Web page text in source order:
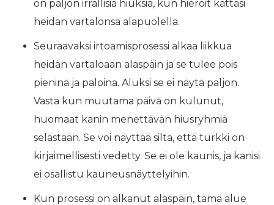
on paljon irrallisia hiuksia, kun hieroit kättäsi
heidän vartalonsa alapuolella.
Seuraavaksi irtoamisprosessi alkaa liikkua
heidän vartaloaan alaspäin ja se tulee pois
pieninä ja paloina. Aluksi se ei näytä paljon.
Vasta kun muutama päivä on kulunut,
huomaat kanin menettävän hiusryhmiä
selästään. Se voi näyttää siltä, ​​että turkki on
kirjaimellisesti vedetty. Se ei ole kaunis, ja kanisi
ei osallistu kauneusnäyttelyihin.
Kun prosessi on alkanut alaspäin, tämä alue